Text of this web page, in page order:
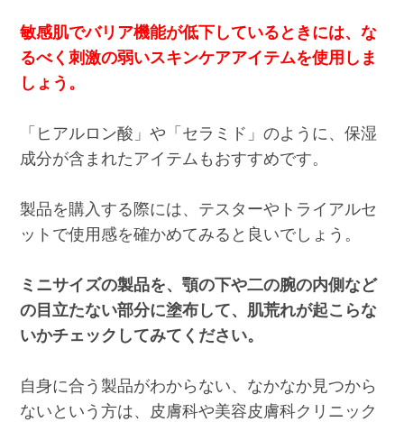
敏感肌でバリア機能が低下しているときには、な
るべく刺激の弱いスキンケアアイテムを使用しま
しょう。
「ヒアルロン酸」や「セラミド」のように、保湿
成分が含まれたアイテムもおすすめです。
製品を購入する際には、テスターやトライアルセ
ットで使用感を確かめてみると良いでしょう。
ミニサイズの製品を、顎の下や二の腕の内側など
の目立たない部分に塗布して、肌荒れが起こらな
いかチェックしてみてください。
自身に合う製品がわからない、なかなか見つから
ないという方は、皮膚科や美容皮膚科クリニック